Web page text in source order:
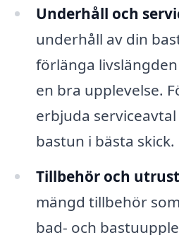
Underhåll och
underhåll av din
förlänga
en bra upplevelse.
erbjuda
bastun i bästa skick.
Tillbehör och
mängd tillbehör
bad- och